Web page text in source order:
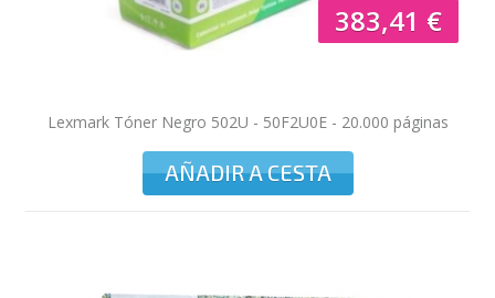
383,41 €
Lexmark Tóner Negro 502U - 50F2U0E - 20.000 páginas
AÑADIR A CESTA